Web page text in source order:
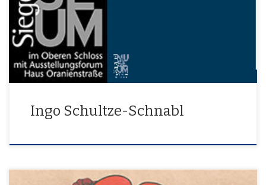
dazwischen sehen
Ingo Schultze-Schnabl